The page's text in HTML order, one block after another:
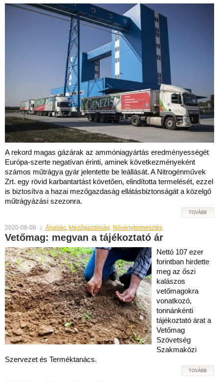
A rekord magas gázárak az ammóniagyártás eredményességét
Európa-szerte negatívan érinti, aminek következményeként
számos műtrágya gyár jelentette be leállását. A Nitrogénművek
Zrt. egy rövid karbantartást követően, elindította termelését, ezzel
is biztosítva a hazai mezőgazdaság ellátásbiztonságát a közelgő
műtrágyázási szezonra.
TOVÁBB
2020-08-08 Árupiac, Mezőgazdaság, Növénytermesztés
Vetőmag: megvan a tájékoztató ár
Nettó 107 ezer
forintban hirdette
meg az őszi
kalászos
vetőmagokra
vonatkozó,
tonnánkénti
tájékoztató árat a
Vetőmag
Szövetség
Szakmaközi
Szervezet és Terméktanács.
TOVÁBB